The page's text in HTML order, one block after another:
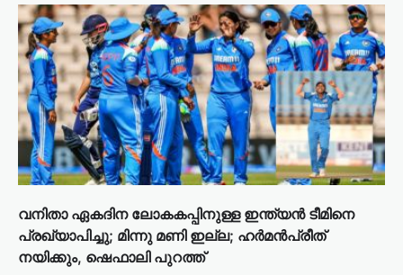
വനിതാ ഏകദിന ലോകകപ്പിനുള്ള ഇന്ത്യൻ ടീമിനെ
പ്രഖ്യാപിച്ചു; മിന്നു മണി ഇല്ല; ഹർമൻപ്രീത്
നയിക്കും, ഷെഫാലി പുറത്ത്